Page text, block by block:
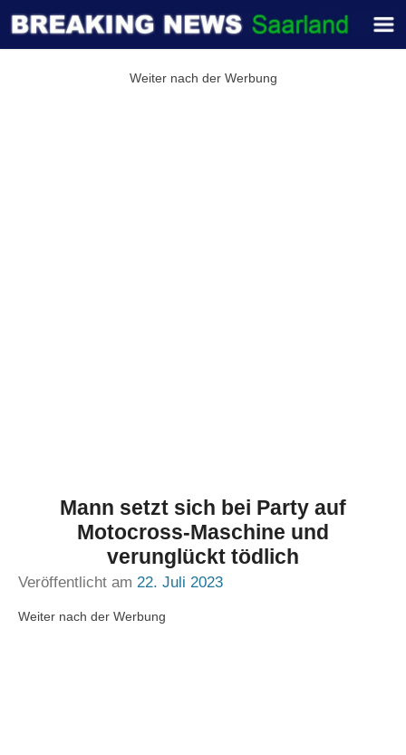
Weiter nach der Werbung
Mann setzt sich bei Party auf
Motocross-Maschine und
verunglückt tödlich
Veröffentlicht am 22. Juli 2023
Weiter nach der Werbung